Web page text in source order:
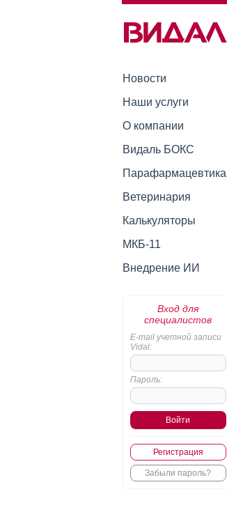
Новости
Наши услуги
О компании
Видаль БОКС
Парафармацевтика
Ветеринария
Калькуляторы
МКБ-11
Внедрение ИИ
Вход для
специалистов
E-mail учетной записи
Vidal:
Пароль:
Регистрация
Забыли пароль?